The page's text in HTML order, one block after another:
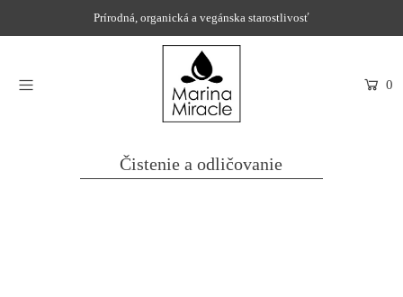
Prírodná, organická a vegánska starostlivosť
0
Čistenie a odličovanie
DOMOV